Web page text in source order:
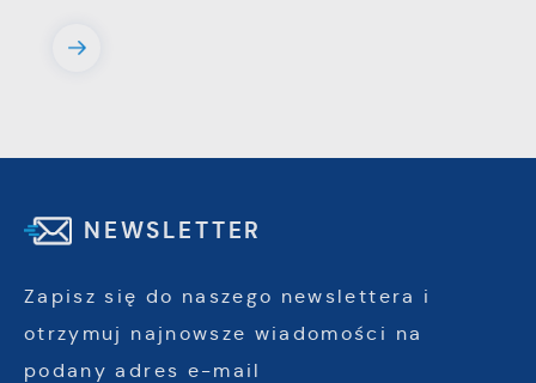
NEWSLETTER
Zapisz się do naszego newslettera i
otrzymuj najnowsze wiadomości na
podany adres e-mail